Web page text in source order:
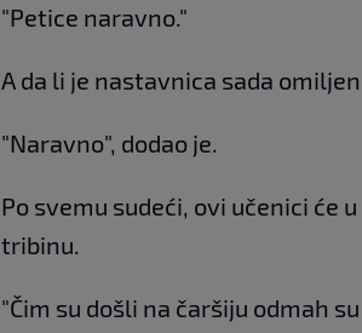
"Petice naravno."
A da li je nastavnica sada
"Naravno", dodao je.
Po svemu sudeći, ovi učenici će
tribinu.
"Čim su došli na čaršiju odmah